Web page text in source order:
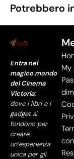
Potrebbero
Entra nel
magico mondo
del Cinema
Victoria:
dove i libri e i
gadget si
fondono per
creare
un’esperienza
unica per gli
My